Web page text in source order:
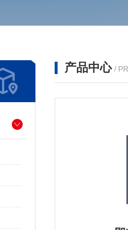
产品中心 /